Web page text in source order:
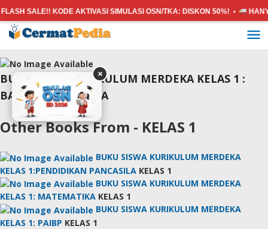
Lewati
ke
konten
SALE!! KODE AKTIVASI SIMULASI OSN/TKA:DISKON 50%! •
BUKU SISWA KURIKULUM MERDEKA KELAS 1 :
BAHASA INDONESIA
Other Books From - KELAS 1
BUKU SISWA KURIKULUM MERDEKA
KELAS 1:PENDIDIKAN PANCASILA KELAS 1
BUKU SISWA KURIKULUM MERDEKA
KELAS 1: MATEMATIKA KELAS 1
BUKU SISWA KURIKULUM MERDEKA
KELAS 1: PAIBP KELAS 1
×